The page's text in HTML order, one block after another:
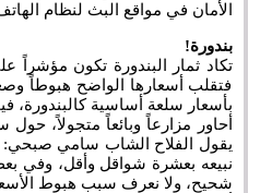
الأمان في مواقع البث لنظام
بندورة!
تكاد ثمار البندورة تكون مؤشراً
فتقلب أسعارها الواضح هبوطاً
بأسعار سلعة أساسية كالبندورة،
أحاور مزارعاً وبائعاً متجولاً،
شحيح، ولا نعرف سبب هبوط